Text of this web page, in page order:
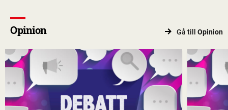
Opinion Gå till Opinion